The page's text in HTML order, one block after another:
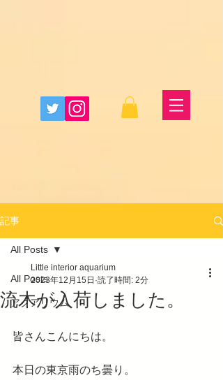
記事
All Posts
アクアリウム
All Posts
流木が入荷しました。
Little interior aquarium
2023年12月15日 読了時間: 2分
皆さんこんにちは。
本日の東京雨のち曇り。